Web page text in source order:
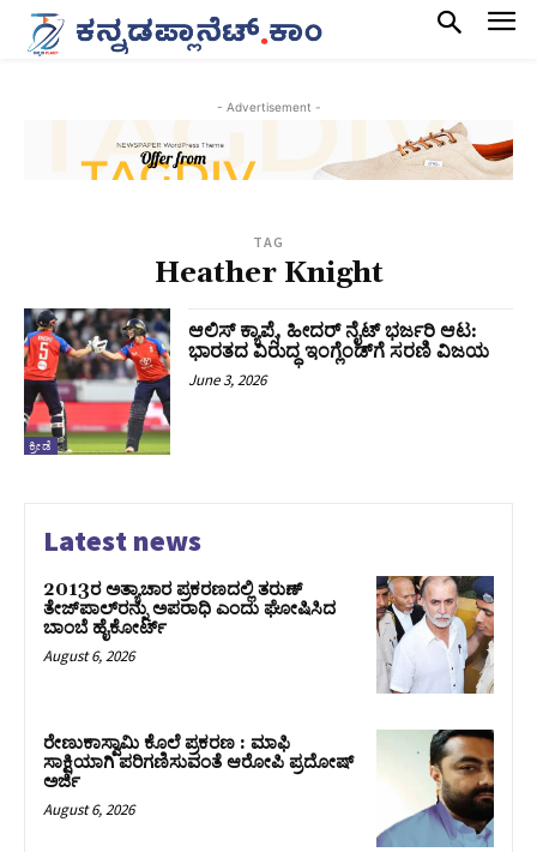
- Advertisement -
TAG
Heather Knight
ಕ್ರೀಡೆ
ಆಲಿಸ್ ಕ್ಯಾಪ್ಸೆ, ಹೀದರ್ ನೈಟ್ ಭರ್ಜರಿ ಆಟ:
ಭಾರತದ ವಿರುದ್ಧ ಇಂಗ್ಲೆಂಡ್‌ಗೆ ಸರಣಿ ವಿಜಯ
June 3, 2026
Latest news
2013ರ ಅತ್ಯಾಚಾರ ಪ್ರಕರಣದಲ್ಲಿ ತರುಣ್
ತೇಜ್‌ಪಾಲ್‌ರನ್ನು ಅಪರಾಧಿ ಎಂದು ಘೋಷಿಸಿದ
ಬಾಂಬೆ ಹೈಕೋರ್ಟ್
August 6, 2026
ರೇಣುಕಾಸ್ವಾಮಿ ಕೊಲೆ ಪ್ರಕರಣ : ಮಾಫಿ
ಸಾಕ್ಷಿಯಾಗಿ ಪರಿಗಣಿಸುವಂತೆ ಆರೋಪಿ ಪ್ರದೋಷ್‌
ಅರ್ಜಿ
August 6, 2026